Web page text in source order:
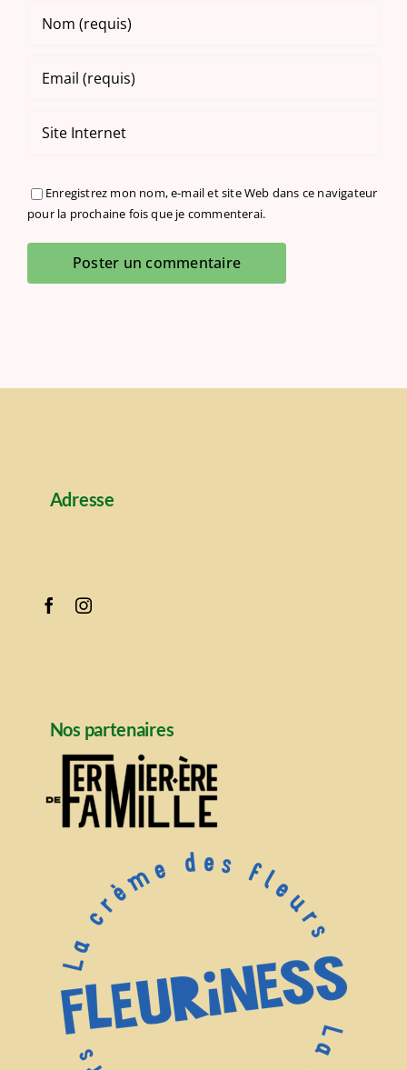
Enregistrez mon nom, e-mail et site Web dans ce navigateur
pour la prochaine fois que je commenterai.
Adresse
Nos partenaires